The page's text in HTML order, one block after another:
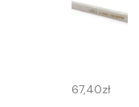
67,40zł